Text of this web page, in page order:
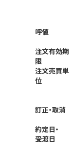
呼値
注文有効期
限
注文売買単
位
訂正・取消
約定日・
受渡日